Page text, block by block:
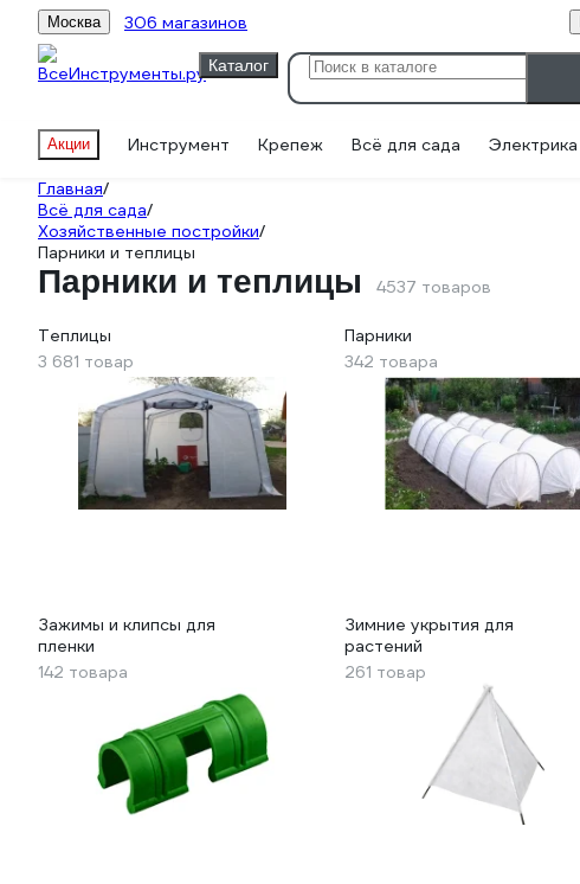
Москва 306 магазинов
Каталог
Акции Инструмент Крепеж Всё для сада Электрика
Главная/
Всё для сада/
Хозяйственные постройки/
Парники и теплицы
Парники и теплицы 4537 товаров
Теплицы
3 681 товар
Парники
342 товара
Зажимы и клипсы для
пленки
142 товара
Зимние укрытия для
растений
261 товар